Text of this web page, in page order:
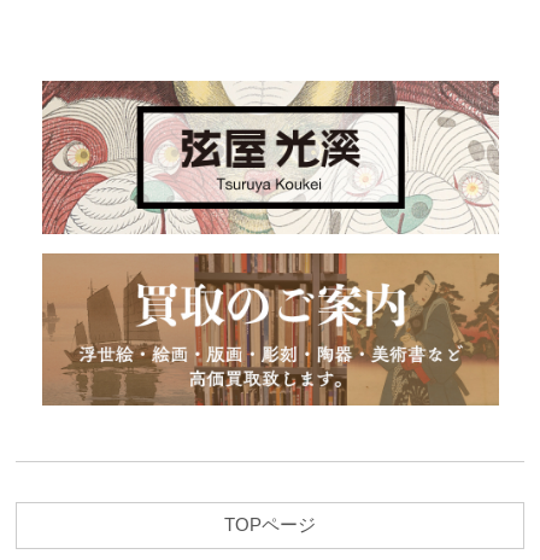
TOPページ